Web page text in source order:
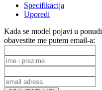
Specifikacija
Uporedi
Kada se model pojavi u ponudi
obavestite me putem email-a: